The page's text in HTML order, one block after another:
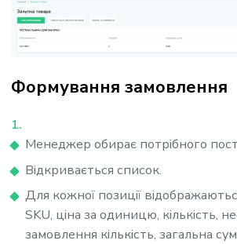
Формування замовлення
Менеджер обирає потрібного
Відкривається список.
Для кожної позиції
SKU, ціна за одиницю, кількість,
замовлення кількість, загальна